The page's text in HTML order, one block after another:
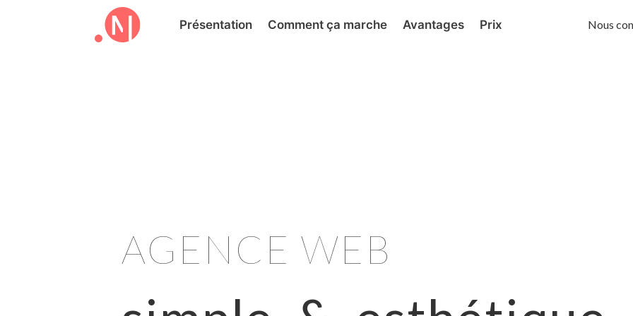
Présentation Comment ça marche Avantages Prix Nous
AGENCE WEB